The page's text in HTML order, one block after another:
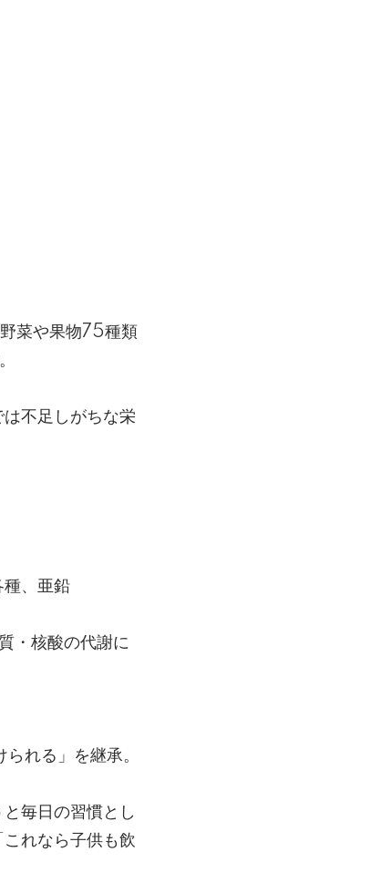
菜や果物75種類
不足しがちな栄
種、亜鉛
・核酸の代謝に
れる」を継承。
毎日の習慣とし
れなら子供も飲